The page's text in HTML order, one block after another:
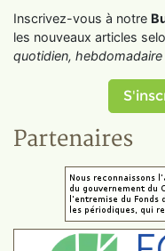
Inscrivez-vous à notre
les nouveaux articles
quotidien,
Partenaires